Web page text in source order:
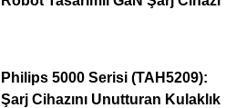
Philips 5000 Serisi (TAH5209):
Şarj Cihazını Unutturan Kulaklık